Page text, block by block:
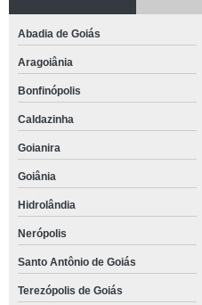
Abadia de Goiás
Aragoiânia
Bonfinópolis
Caldazinha
Goianira
Goiânia
Hidrolândia
Nerópolis
Santo Antônio de Goiás
Terezópolis de Goiás